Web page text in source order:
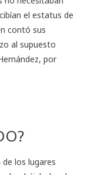
el estatus de
contó sus
al supuesto
por
de los lugares